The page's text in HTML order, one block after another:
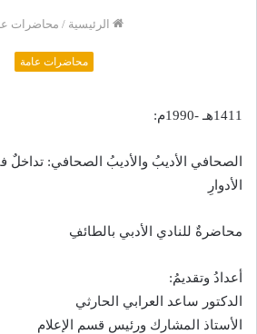
الرئيسية / محاضرات
محاضرات عامة
1411هـ -1990م:
الصحافي الأديبُ والأديبُ الصحافي: تداخلٌ
الأدوارِ
محاضرةٌ للنادي الأدبي بالطائفِ
أعدادُ وتقديمُ:
الدكتور ساعد العرابي الحارثي
الأستاذ المشارك ورئيس قسم الإعلام